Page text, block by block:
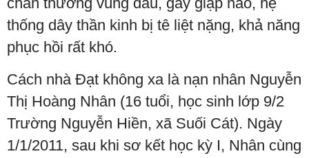
thống dây thần kinh bị tê liệt nặng, khả năng
phục hồi rất khó.
Cách nhà Đạt không xa là nạn nhân Nguyễn
Thị Hoàng Nhân (16 tuổi, học sinh lớp 9/2
Trường Nguyễn Hiền, xã Suối Cát). Ngày
1/1/2011, sau khi sơ kết học kỳ I, Nhân cùng